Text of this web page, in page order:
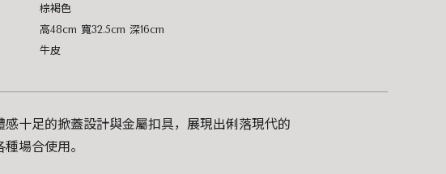
棕褐色
高48cm 寬32.5cm 深16cm
牛皮
十足的掀蓋設計與金屬扣具，展現出俐落現代的
場合使用。